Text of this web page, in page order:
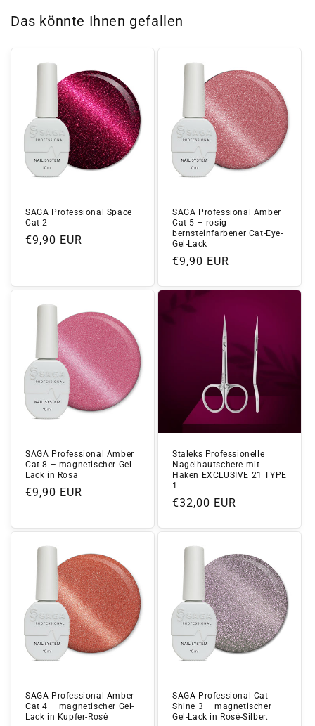
Das könnte Ihnen gefallen
SAGA Professional Space
Cat 2
Normaler
€9,90 EUR
SAGA Professional Amber
Cat 5 – rosig-
bernsteinfarbener Cat-Eye-
Gel-Lack
Normaler
€9,90 EUR
SAGA Professional Amber
Cat 8 – magnetischer Gel-
Lack in Rosa
Normaler
€9,90 EUR
Staleks Professionelle
Nagelhautschere mit
Haken EXCLUSIVE 21 TYPE
1
Normaler
€32,00 EUR
SAGA Professional Amber
Cat 4 – magnetischer Gel-
Lack in Kupfer-Rosé
SAGA Professional Cat
Shine 3 – magnetischer
Gel-Lack in Rosé-Silber.